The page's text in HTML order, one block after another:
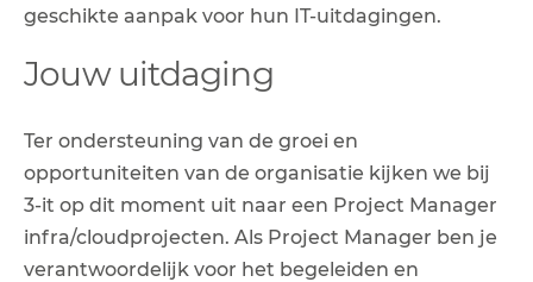
geschikte aanpak voor hun IT-uitdagingen.
Jouw uitdaging
Ter ondersteuning van de groei en
opportuniteiten van de organisatie kijken we bij
3-it op dit moment uit naar een Project Manager
infra/cloudprojecten. Als Project Manager ben je
verantwoordelijk voor het begeleiden en